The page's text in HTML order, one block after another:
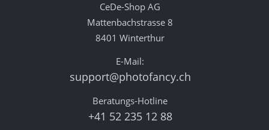
CeDe-Shop AG
Mattenbachstrasse 8
8401 Winterthur
E-Mail:
support@photofancy.ch
Beratungs-Hotline
+41 52 235 12 88